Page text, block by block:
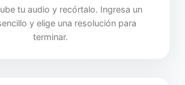
tu audio y recórtalo. Ingresa un
y elige una resolución para
terminar.